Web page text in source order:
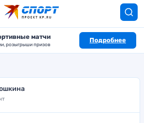
матчи
розыгрыши призов
Подробнее